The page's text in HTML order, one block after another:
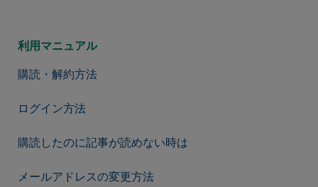
利用マニュアル
購読・解約方法
ログイン方法
購読したのに記事が読めない時は
メールアドレスの変更方法